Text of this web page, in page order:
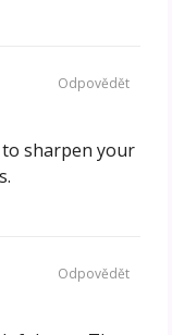
sharpen your
Odpovědět
Odpovědět